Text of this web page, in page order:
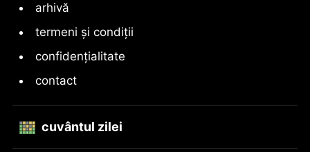
arhivă
termeni și condiții
confidențialitate
contact
cuvântul zilei